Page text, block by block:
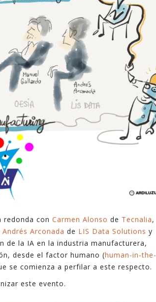
redonda con Carmen Alonso de Tecnalia,
Andrés Arconada de LIS Data Solutions y
de la IA en la industria manufacturera,
desde el factor humano (human-in-the-
se comienza a perfilar a este respecto.
este evento.